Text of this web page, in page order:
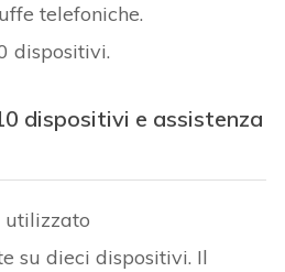
telefoniche.
dispositivi.
dispositivi e assistenza
utilizzato
su dieci dispositivi. Il